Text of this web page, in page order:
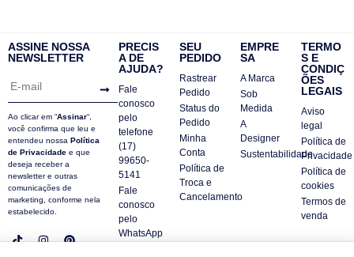
ASSINE NOSSA
NEWSLETTER
Ao clicar em “Assinar“,
você confirma que leu e
entendeu nossa Política
de Privacidade e que
deseja receber a
newsletter e outras
comunicações de
marketing, conforme nela
estabelecido.
PRECIS
A DE
AJUDA?
Fale
conosco
pelo
telefone
(17)
99650-
5141
Fale
conosco
pelo
WhatsApp
SEU
PEDIDO
Rastrear
Pedido
Status do
Pedido
Minha
Conta
Política de
Troca e
Cancelamento
EMPRE
SA
A Marca
Sob
Medida
A
Designer
Sustentabilidade
TERMO
S E
CONDIÇ
ÕES
LEGAIS
Aviso
legal
Política de
Privacidade
Política de
cookies
Termos de
venda